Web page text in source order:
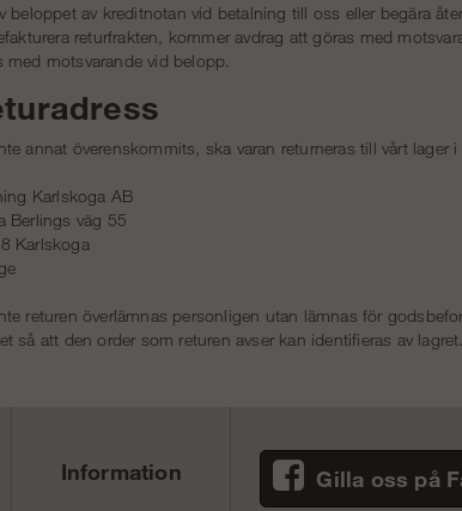
beloppet av kreditnotan vid betalning till oss eller begära
returfrakten, kommer avdrag att göras med
med motsvarande vid belopp.
annat överenskommits, ska varan returneras till vårt lager
Karlskoga AB
Berlings väg 55
Karlskoga
returen överlämnas personligen utan lämnas för
så att den order som returen avser kan identifieras av lagret.
Information Gilla oss på